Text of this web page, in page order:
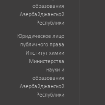
образования
Азербайджанской
Республики
Юридическое лицо
публичного права
Институт химии
Министерства
науки и
образования
Азербайджанской
Республики